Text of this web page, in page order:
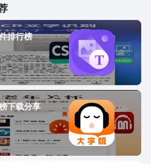
曼系列、飞狗MOCO系列、猴子警长探
案记、父与子、二十万个为什么相声评
书：单田芳系列、袁阔成系列、赵本山系
列、白眉大侠、三国演义、水浒全传、岳
飞传、隋唐演义、鬼吹灯、资治通鉴、嘻
哈包袱铺文学：莫言、余华、刘慈欣、蔡
崇达、小巷人家、长安的荔枝、活着、三
体、百年孤独、生死疲劳、白鹿原、士兵
突击、我的阿勒泰、大秦帝国、红楼梦、
金瓶梅、三国演义联系方
式:TME_lazyaudio_kefu@tencentmusic.
com在使用懒人听书的时候如果有任何问
题可以随时向我们反馈，希望懒人团队录
制自己喜欢的书籍也可以给我们留言。
排行榜
下载分享